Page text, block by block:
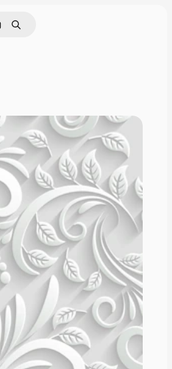
par image
Rechercher